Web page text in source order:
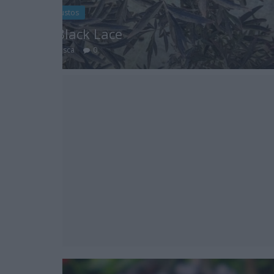
Bulbosas Cactus y suculentas
Albuca Espiralada-Albuca
29 abril, 2024